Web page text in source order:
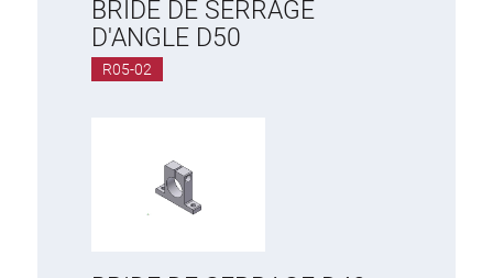
BRIDE DE SERRAGE
D'ANGLE D50
R05-02